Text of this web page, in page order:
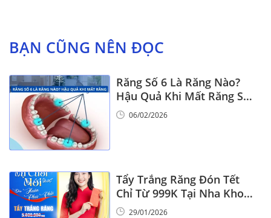
BẠN CŨNG NÊN ĐỌC
Răng Số 6 Là Răng Nào?
Hậu Quả Khi Mất Răng Số
6
06/02/2026
Tẩy Trắng Răng Đón Tết
Chỉ Từ 999K Tại Nha Khoa
Vinalign
29/01/2026